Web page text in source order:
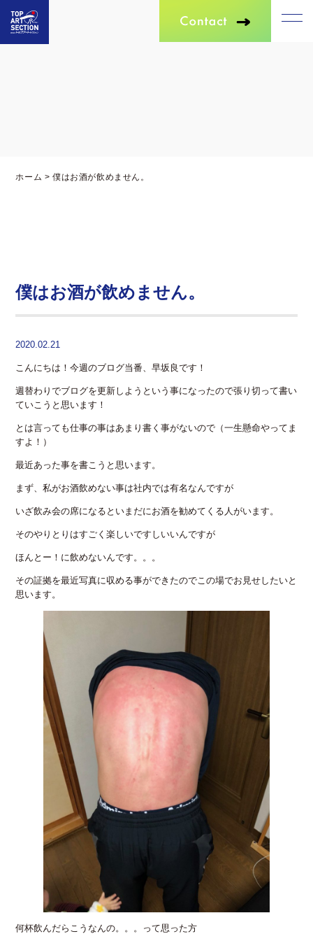
ホーム >僕はお酒が飲めません。
僕はお酒が飲めません。
2020.02.21
こんにちは！今週のブログ当番、早坂良です！
週替わりでブログを更新しようという事になったので張り切って書い
ていこうと思います！
とは言っても仕事の事はあまり書く事がないので（一生懸命やってま
すよ！）
最近あった事を書こうと思います。
まず、私がお酒飲めない事は社内では有名なんですが
いざ飲み会の席になるといまだにお酒を勧めてくる人がいます。
そのやりとりはすごく楽しいですしいいんですが
ほんとー！に飲めないんです。。。
その証拠を最近写真に収める事ができたのでこの場でお見せしたいと
思います。
何杯飲んだらこうなんの。。。って思った方